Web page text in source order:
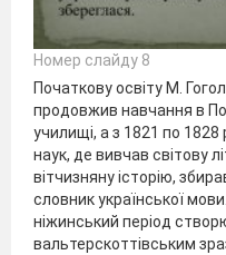
Номер слайду 8
Початкову освіту М.
продовжив навчання в
училищі, а з 1821 по 1828
наук, де вивчав світову
вітчизняну історію,
словник української
ніжинський період
вальтерскоттівським